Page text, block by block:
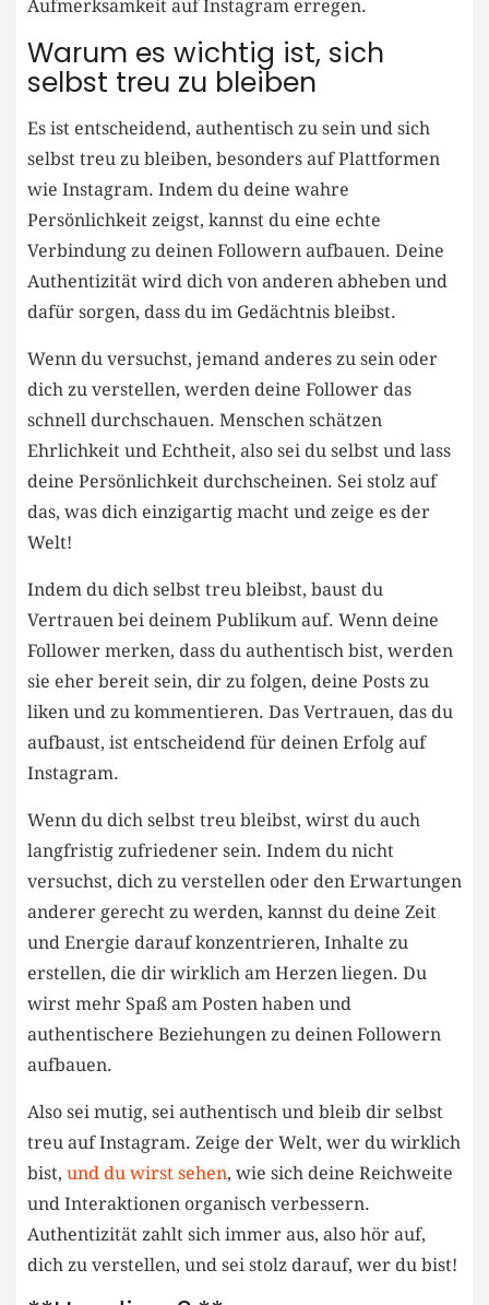
Aufmerksamkeit auf Instagram erregen.
Warum es wichtig ist, ⁢sich‌
selbst treu zu bleiben
Es ist entscheidend, authentisch zu sein‌ und‌ sich
selbst treu⁤ zu bleiben, besonders auf Plattformen
wie Instagram. Indem du deine wahre
Persönlichkeit⁣ zeigst, kannst du ⁣eine echte
Verbindung ‍zu deinen Followern aufbauen. Deine
Authentizität​ wird dich von ⁢anderen abheben und
dafür sorgen, dass ⁤du im​ Gedächtnis bleibst.
Wenn⁤ du versuchst, jemand⁤ anderes‍ zu ⁢sein oder
dich zu⁣ verstellen,⁤ werden deine ​Follower das⁤
schnell durchschauen. Menschen schätzen
⁢Ehrlichkeit und Echtheit, also sei du selbst und‌ lass
⁣deine⁢ Persönlichkeit durchscheinen. ‌Sei stolz auf
das, was ⁢dich einzigartig macht und zeige es der
Welt!
Indem ‍du dich‌ selbst‌ treu‌ bleibst, ⁣baust du
Vertrauen bei deinem Publikum auf. ‍Wenn deine
Follower merken, dass du authentisch‌ bist, werden
sie eher bereit sein, dir zu folgen, deine Posts zu
liken und zu kommentieren. Das Vertrauen,‌ das du
aufbaust, ist entscheidend für deinen Erfolg auf
Instagram.
Wenn du dich selbst ​treu bleibst, wirst du‍ auch
langfristig zufriedener‌ sein. Indem ‌du nicht
versuchst, dich zu‍ verstellen oder den‍ Erwartungen
anderer gerecht zu werden,‍ kannst⁤ du⁢ deine​ Zeit
und Energie darauf konzentrieren, Inhalte zu
erstellen, die dir wirklich ​am Herzen⁢ liegen. Du‍
wirst mehr Spaß am ⁤Posten haben und⁤
authentischere⁣ Beziehungen zu deinen Followern
aufbauen.
Also sei ⁣mutig, sei authentisch und bleib dir selbst
treu ⁤auf Instagram. Zeige der Welt, wer du wirklich
bist, und du wirst sehen, ⁢wie‌ sich deine Reichweite
und⁢ Interaktionen organisch verbessern.⁢
Authentizität⁣ zahlt‍ sich ⁢immer aus, also hör auf,
dich zu⁣ verstellen, ‌und​ sei stolz darauf,⁢ wer du bist!